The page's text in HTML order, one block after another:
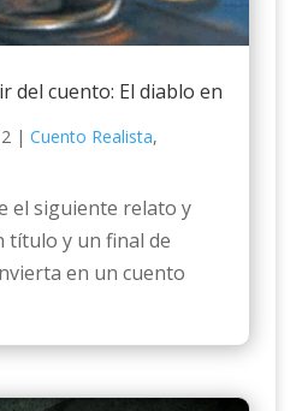
del cuento: El diablo en
| Cuento Realista,
el siguiente relato y
título y un final de
en un cuento